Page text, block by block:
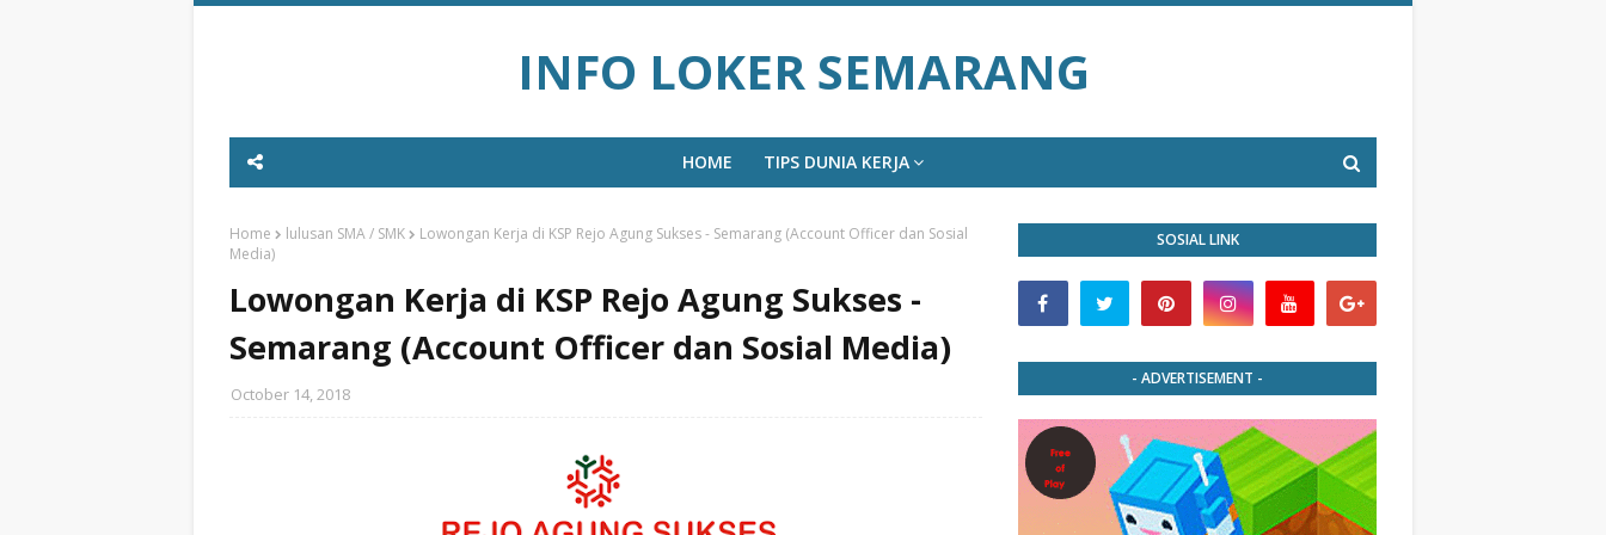
INFO LOKER SEMARANG
HOME TIPS DUNIA KERJA
Home lulusan SMA / SMK
Lowongan Kerja di KSP Rejo Agung Sukses - Semarang (Account Officer dan Sosial
Media)
Lowongan Kerja di KSP Rejo Agung Sukses -
Semarang (Account Officer dan Sosial Media)
October 14, 2018
SOSIAL LINK
- ADVERTISEMENT -